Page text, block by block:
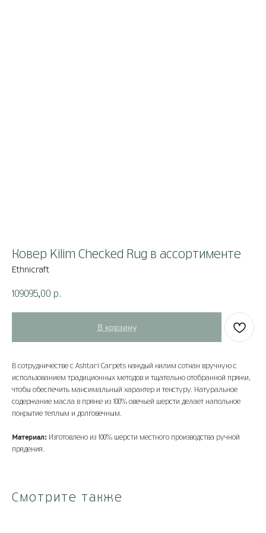
Ковер Kilim Checked Rug в ассортименте
Ethnicraft
109095,00 р.
В корзину
В сотрудничестве с Ashtari Carpets каждый килим соткан вручную с
использованием традиционных методов и тщательно отобранной пряжи,
чтобы обеспечить максимальный характер и текстуру. Натуральное
содержание масла в пряже из 100% овечьей шерсти делает напольное
покрытие теплым и долговечным.
Материал: Изготовлено из 100% шерсти местного производства ручной
прядения.
Смотрите также